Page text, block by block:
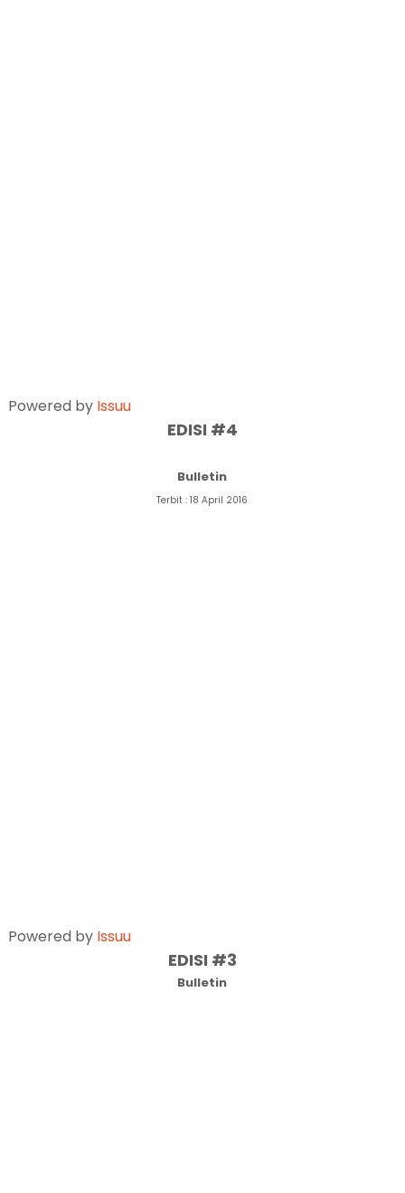
Powered by Issuu
EDISI #4
Bulletin
Terbit : 18 April 2016
Powered by Issuu
EDISI #3
Bulletin